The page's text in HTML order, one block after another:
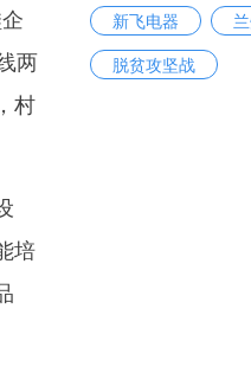
两
村
培
新飞电器
脱贫攻坚战